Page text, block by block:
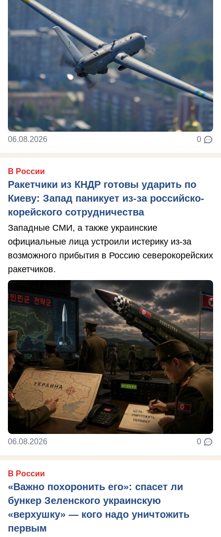
06.08.2026 0
В России
Ракетчики из КНДР готовы ударить по
Киеву: Запад паникует из-за российско-
корейского сотрудничества
Западные СМИ, а также украинские
официальные лица устроили истерику из-за
возможного прибытия в Россию северокорейских
ракетчиков.
06.08.2026 0
В России
«Важно похоронить его»: спасет ли
бункер Зеленского украинскую
«верхушку» — кого надо уничтожить
первым